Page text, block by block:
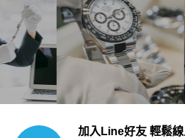
加入Line好友 輕鬆